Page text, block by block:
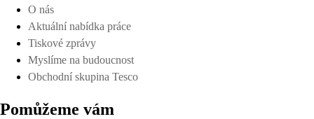
O nás
Aktuální nabídka práce
Tiskové zprávy
Myslíme na budoucnost
Obchodní skupina Tesco
Pomůžeme vám